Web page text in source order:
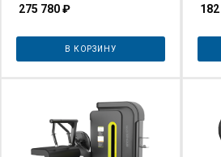
275 780₽
В КОРЗИНУ